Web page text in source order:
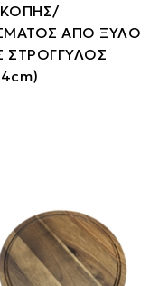
ΑΠΟ ΞΥΛΟ
ΣΤΡΟΓΓΥΛΟΣ